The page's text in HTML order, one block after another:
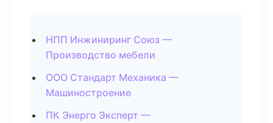
НПП Инжиниринг Союз —
Производство мебели
ООО Стандарт Механика —
Машиностроение
ПК Энерго Эксперт —